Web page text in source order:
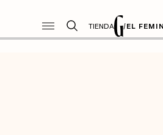
TIENDA /EL